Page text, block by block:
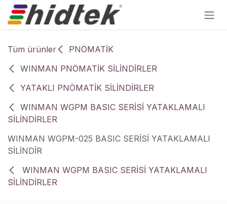
İçereği Atla
Tüm ürünler
PNÖMATİK
WINMAN PNÖMATİK SİLİNDİRLER
YATAKLI PNÖMATİK SİLİNDİRLER
WINMAN WGPM BASIC SERİSİ YATAKLAMALI
SİLİNDİRLER
WINMAN WGPM-025 BASIC SERİSİ YATAKLAMALI
SİLİNDİR
WINMAN WGPM BASIC SERİSİ YATAKLAMALI
SİLİNDİRLER